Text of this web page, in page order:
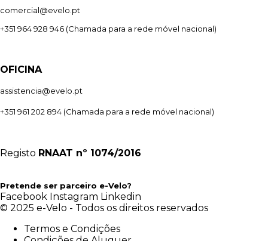
comercial@evelo.pt
+351 964 928 946 (Chamada para a rede móvel nacional)
OFICINA
assistencia@evelo.pt
+351 961 202 894 (Chamada para a rede móvel nacional)
Registo RNAAT nº 1074/2016
Pretende ser parceiro e-Velo?
Facebook Instagram Linkedin
© 2025 e-Velo - Todos os direitos reservados
Termos e Condições